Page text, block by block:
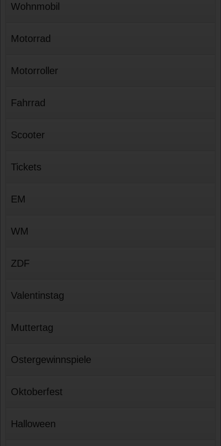
Wohnmobil
Motorrad
Motorroller
Fahrrad
Scooter
Tickets
EM
WM
ZDF
Valentinstag
Muttertag
Ostergewinnspiele
Oktoberfest
Halloween